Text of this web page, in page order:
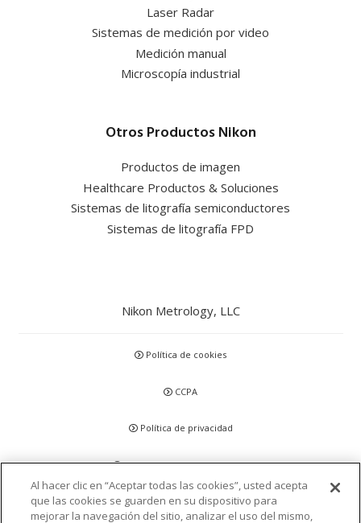
Laser Radar
Sistemas de medición por video
Medición manual
Microscopía industrial
Otros Productos Nikon
Productos de imagen
Healthcare Productos & Soluciones
Sistemas de litografía semiconductores
Sistemas de litografía FPD
Nikon Metrology, LLC
Política de cookies
CCPA
Política de privacidad
Descargo de responsabilidad
Declaraciones y Políticas
Al hacer clic en “Aceptar todas las cookies”, usted acepta
que las cookies se guarden en su dispositivo para
mejorar la navegación del sitio, analizar el uso del mismo,